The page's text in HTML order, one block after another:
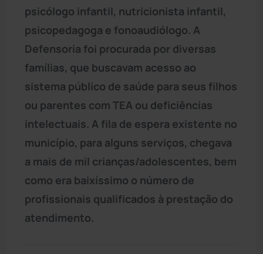
psicólogo infantil, nutricionista infantil,
psicopedagoga e fonoaudiólogo. A
Defensoria foi procurada por diversas
famílias, que buscavam acesso ao
sistema público de saúde para seus filhos
ou parentes com TEA ou deficiências
intelectuais. A fila de espera existente no
município, para alguns serviços, chegava
a mais de mil crianças/adolescentes, bem
como era baixíssimo o número de
profissionais qualificados à prestação do
atendimento.